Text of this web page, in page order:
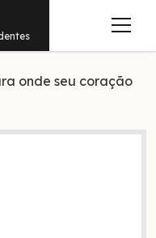
abrir
onde seu coração